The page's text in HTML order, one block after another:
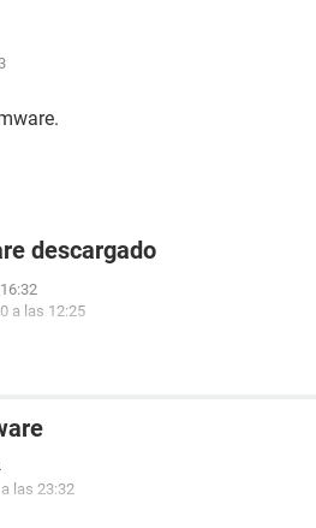
descargado
a las 12:25
las 23:32